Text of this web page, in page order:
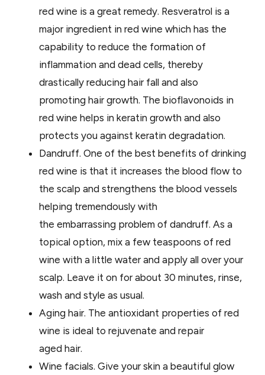
red wine is a great remedy. Resveratrol is a
major ingredient in red wine which has the
capability to reduce the formation of
inflammation and dead cells, thereby
drastically reducing hair fall and also
promoting hair growth. The bioflavonoids in
red wine helps in keratin growth and also
protects you against keratin degradation.
Dandruff. One of the best benefits of drinking
red wine is that it increases the blood flow to
the scalp and strengthens the blood vessels
helping tremendously with
the embarrassing problem of dandruff. As a
topical option, mix a few teaspoons of red
wine with a little water and apply all over your
scalp. Leave it on for about 30 minutes, rinse,
wash and style as usual.
Aging hair. The antioxidant properties of red
wine is ideal to rejuvenate and repair
aged hair.
Wine facials. Give your skin a beautiful glow